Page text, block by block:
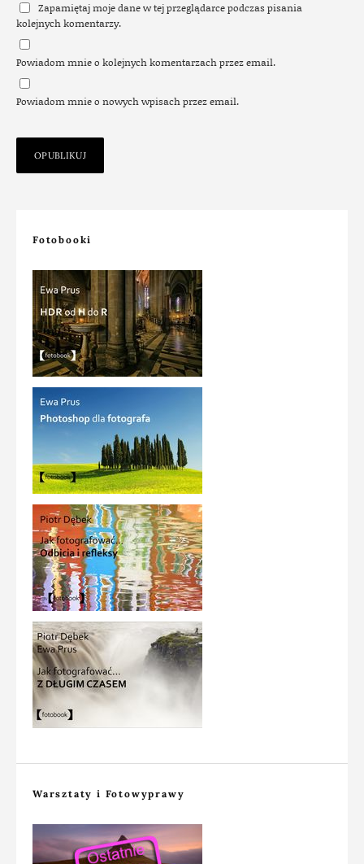
Zapamiętaj moje dane w tej przeglądarce podczas pisania
kolejnych komentarzy.
Powiadom mnie o kolejnych komentarzach przez email.
Powiadom mnie o nowych wpisach przez email.
Fotobooki
Warsztaty i Fotowyprawy